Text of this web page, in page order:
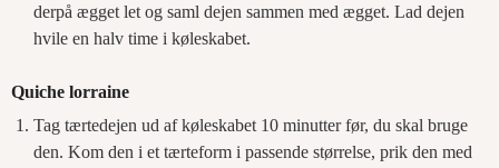
derpå ægget let og saml dejen sammen med ægget. Lad dejen
hvile en halv time i køleskabet.
Quiche lorraine
Tag tærtedejen ud af køleskabet 10 minutter før, du skal bruge
den. Kom den i et tærteform i passende størrelse, prik den med